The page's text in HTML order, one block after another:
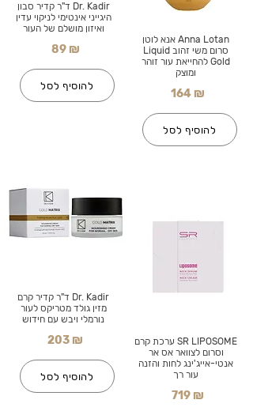
Dr. Kadir ד"ר קדיר סבון
היגייני אינטימי לניקוי עדין
ואיזון מושלם של העור
89 ₪
להוסיף לסל
Dr. Kadir ד"ר קדיר קרם
מזין גולד מטריקס לעור
נורמלי ויבש עם חידוש
203 ₪
להוסיף לסל
Anna Lotan אנא לוטן
סרום משי זהוב Liquid
Gold להחייאת עור זוהר
ומוצק
164 ₪
להוסיף לסל
SR LIPOSOME ערכת קרם
וסרום לצוואר אס אר
אנטי-אייג'ינג לחות והזנה
עור רך
719 ₪